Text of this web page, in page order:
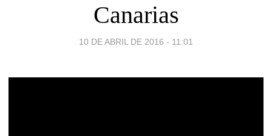
Canarias
10 DE ABRIL DE 2016 - 11:01